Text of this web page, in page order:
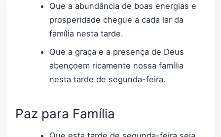
Que a abundância de boas energias e
prosperidade chegue a cada lar da
família nesta tarde.
Que a graça e a presença de Deus
abençoem ricamente nossa família
nesta tarde de segunda-feira.
Paz para Família